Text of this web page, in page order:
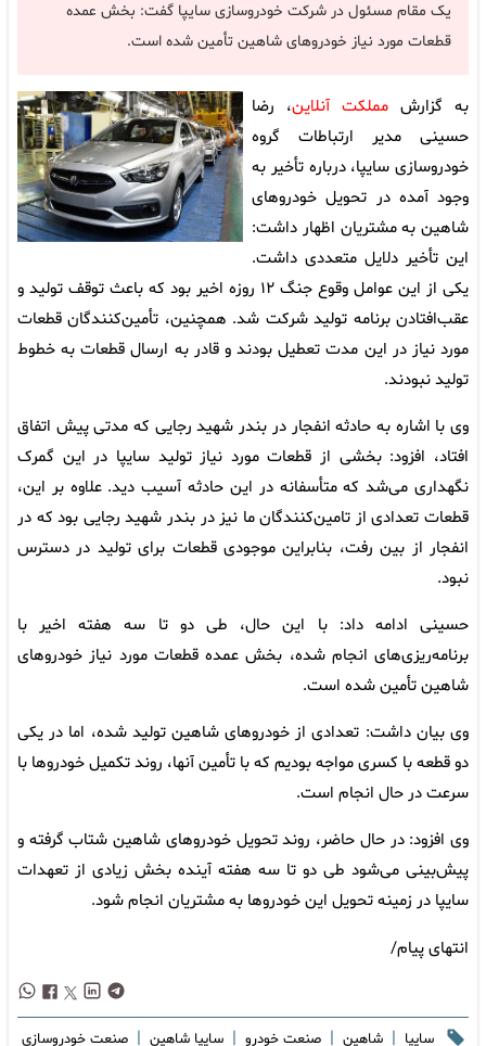
یک مقام مسئول در شرکت خودروسازی سایپا گفت: بخش عمده
قطعات مورد نیاز خودرو‌های شاهین تأمین شده است.
به گزارش مملکت آنلاین، رضا
حسینی مدیر ارتباطات گروه
خودروسازی سایپا، درباره تأخیر به
وجود آمده در تحویل خودرو‌های
شاهین به مشتریان اظهار داشت:
این تأخیر دلایل متعددی داشت.
یکی از این عوامل وقوع جنگ ۱۲ روزه اخیر بود که باعث توقف تولید و
عقب‌افتادن برنامه تولید شرکت شد. همچنین، تأمین‌کنندگان قطعات
مورد نیاز در این مدت تعطیل بودند و قادر به ارسال قطعات به خطوط
تولید نبودند.
وی با اشاره به حادثه انفجار در بندر شهید رجایی که مدتی پیش اتفاق
افتاد، افزود: بخشی از قطعات مورد نیاز تولید سایپا در این گمرک
نگهداری می‌شد که متأسفانه در این حادثه آسیب دید. علاوه بر این،
قطعات تعدادی از تامین‌کنندگان ما نیز در بندر شهید رجایی بود که در
انفجار از بین رفت، بنابراین موجودی قطعات برای تولید در دسترس
نبود.
حسینی ادامه داد: با این حال، طی دو تا سه هفته اخیر با
برنامه‌ریزی‌های انجام شده، بخش عمده قطعات مورد نیاز خودرو‌های
شاهین تأمین شده است.
وی بیان داشت: تعدادی از خودرو‌های شاهین تولید شده، اما در یکی
دو قطعه با کسری مواجه بودیم که با تأمین آنها، روند تکمیل خودرو‌ها با
سرعت در حال انجام است.
وی افزود: در حال حاضر، روند تحویل خودرو‌های شاهین شتاب گرفته و
پیش‌بینی می‌شود طی دو تا سه هفته آینده بخش زیادی از تعهدات
سایپا در زمینه تحویل این خودرو‌ها به مشتریان انجام شود.
انتهای پیام/
سایپا | شاهین | صنعت خودرو | سایپا شاهین | صنعت خودروسازی